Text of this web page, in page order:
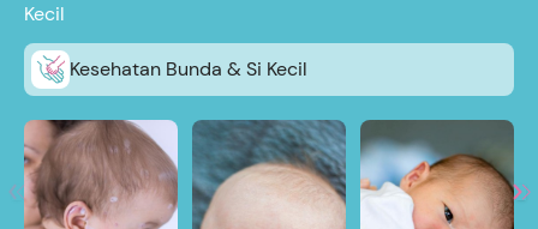
Kecil
Kesehatan Bunda & Si Kecil